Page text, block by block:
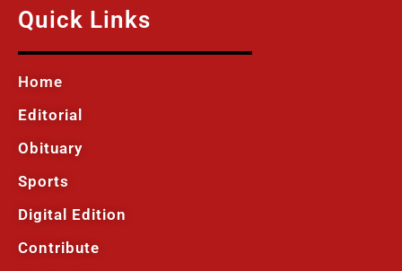
Quick Links
Home
Editorial
Obituary
Sports
Digital Edition
Contribute